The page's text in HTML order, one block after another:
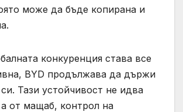
може да бъде копирана и
конкуренция става все
BYD продължава да държи
Тази устойчивост не идва
от мащаб, контрол на